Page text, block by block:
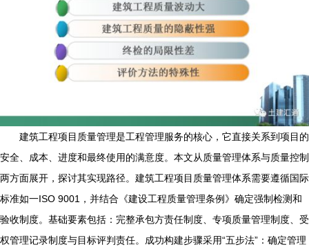
建筑工程项目质量管理是工程管理服务的核心，它直接关系到项目的
安全、成本、进度和最终使用的满意度。本文从质量管理体系与质量控制
两方面展开，探讨其实现路径。建筑工程项目质量管理体系需要遵循国际
标准如一ISO 9001，并结合《建设工程质量管理条例》确定强制检测和
验收制度。基础要素包括：完整承包方责任制度、专项质量管理制度、受
权管理记录制度与目标评判责任。成功构建步骤采用“五步法”：确定管理